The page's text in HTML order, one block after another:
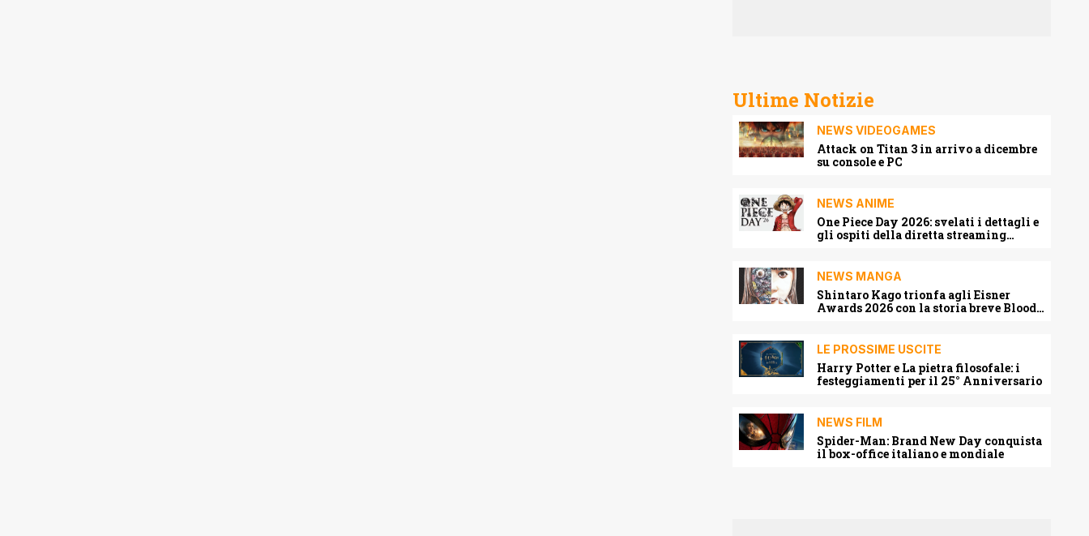
Ultime Notizie
NEWS VIDEOGAMES
Attack on Titan 3 in arrivo a dicembre
su console e PC
NEWS ANIME
One Piece Day 2026: svelati i dettagli e
gli ospiti della diretta streaming
NEWS MANGA
Shintaro Kago trionfa agli Eisner
Awards 2026 con la storia breve Blood
LE PROSSIME USCITE
Harry Potter e La pietra filosofale: i
festeggiamenti per il 25° Anniversario
NEWS FILM
Spider-Man: Brand New Day conquista
il box-office italiano e mondiale